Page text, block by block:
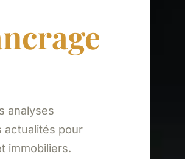
analyses
actualités pour
immobiliers.